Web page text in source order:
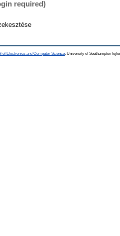
required)
of Electronics and Computer Science , University of Southampton